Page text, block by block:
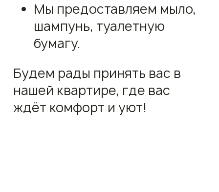
Мы предоставляем мыло,
шампунь, туалетную
бумагу.
Будем рады принять вас в
нашей квартире, где вас
ждёт комфорт и уют!